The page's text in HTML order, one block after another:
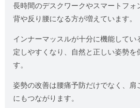
長時間のデスクワークやスマートフォ
背や反り腰になる方が増えています。
インナーマッスルが十分に機能してい
定しやすくなり、自然と正しい姿勢を
す。
姿勢の改善は腰痛予防だけでなく、肩
にもつながります。